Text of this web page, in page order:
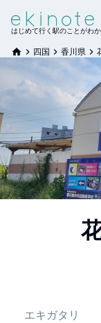
はじめて行く駅のことがわ
四国 香川県
エキガタリ